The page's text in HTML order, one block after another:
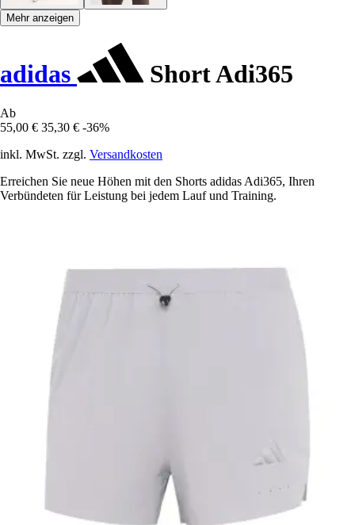
Mehr anzeigen
adidas Short Adi365
Ab
55,00 € 35,30 € -36%
inkl. MwSt. zzgl. Versandkosten
Erreichen Sie neue Höhen mit den Shorts adidas Adi365, Ihren
Verbündeten für Leistung bei jedem Lauf und Training.